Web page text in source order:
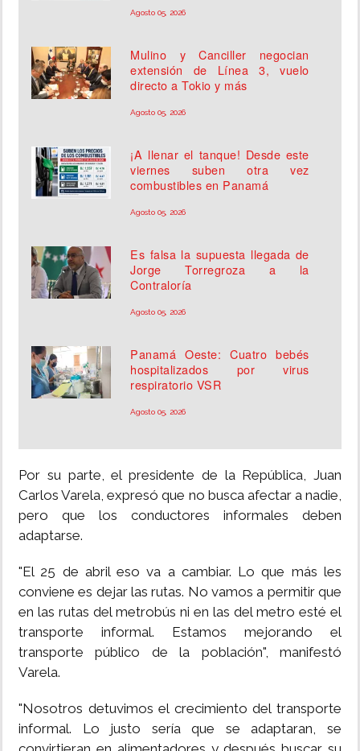
Agosto 05, 2026
Mulino y Canciller negocian
extensión de Línea 3, vuelo
directo a Tokio y más
Agosto 05, 2026
¡A llenar el tanque! Desde este
viernes suben otra vez
combustibles en Panamá
Agosto 05, 2026
Es falsa la supuesta llegada de
Jorge Torregroza a la
Contraloría
Agosto 05, 2026
Panamá Oeste: Cuatro bebés
hospitalizados por virus
respiratorio VSR
Agosto 05, 2026
Por su parte, el presidente de la República, Juan
Carlos Varela, expresó que no busca afectar a nadie,
pero que los conductores informales deben
adaptarse.
"El 25 de abril eso va a cambiar. Lo que más les
conviene es dejar las rutas. No vamos a permitir que
en las rutas del metrobús ni en las del metro esté el
transporte informal. Estamos mejorando el
transporte público de la población", manifestó
Varela.
"Nosotros detuvimos el crecimiento del transporte
informal. Lo justo sería que se adaptaran, se